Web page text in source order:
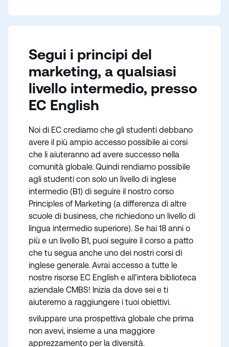
Segui i principi del
marketing, a qualsiasi
livello intermedio, presso
EC English
Noi di EC crediamo che gli studenti debbano
avere il più ampio accesso possibile ai corsi
che li aiuteranno ad avere successo nella
comunità globale. Quindi rendiamo possibile
agli studenti con solo un livello di inglese
intermedio (B1) di seguire il nostro corso
Principles of Marketing (a differenza di altre
scuole di business, che richiedono un livello di
lingua intermedio superiore). Se hai 18 anni o
più e un livello B1, puoi seguire il corso a patto
che tu segua anche uno dei nostri corsi di
inglese generale. Avrai accesso a tutte le
nostre risorse EC English e all’intera biblioteca
aziendale CMBS! Inizia da dove sei e ti
aiuteremo a raggiungere i tuoi obiettivi.
sviluppare una prospettiva globale che prima
non avevi, insieme a una maggiore
apprezzamento per la diversità.